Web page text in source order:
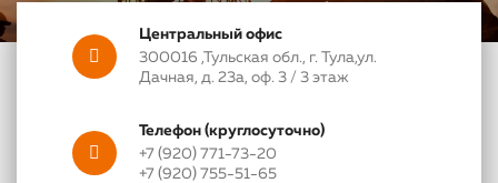
Центральный офис
300016 ,Тульская обл., г. Тула,ул.
Дачная, д. 23а, оф. 3 / 3 этаж
Телефон (круглосуточно)
+7 (920) 771-73-20
+7 (920) 755-51-65